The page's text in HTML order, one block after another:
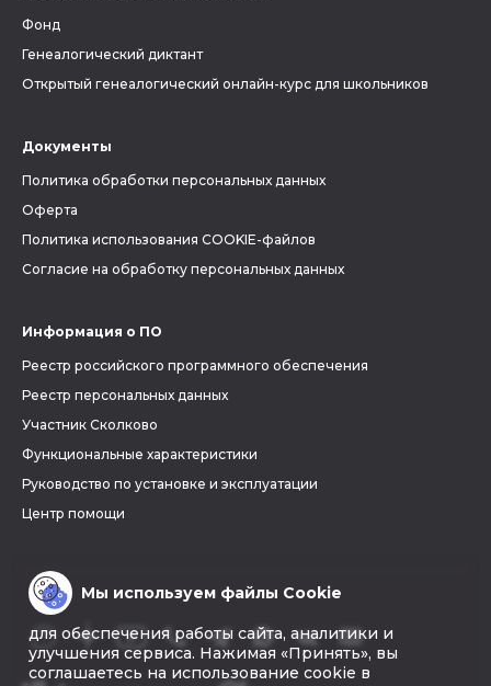
Фонд
Генеалогический диктант
Открытый генеалогический онлайн-курс для школьников
Документы
Политика обработки персональных данных
Оферта
Политика использования COOKIE-файлов
Согласие на обработку персональных данных
Информация о ПО
Реестр российского программного обеспечения
Реестр персональных данных
Участник Сколково
Функциональные характеристики
Руководство по установке и эксплуатации
Центр помощи
Мы используем файлы Cookie
для обеспечения работы сайта, аналитики и
улучшения сервиса. Нажимая «Принять», вы
соглашаетесь на использование cookie в